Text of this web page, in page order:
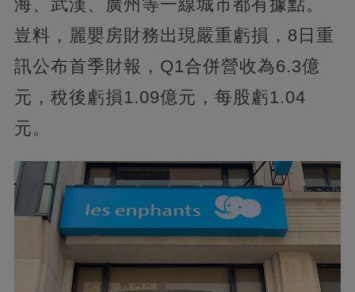
海、武漢、廣州等一線城市都有據點。
豈料，麗嬰房財務出現嚴重虧損，8日重
訊公布首季財報，Q1合併營收為6.3億
元，稅後虧損1.09億元，每股虧1.04
元。